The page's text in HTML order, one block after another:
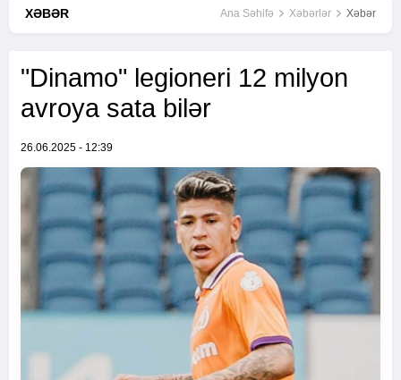
XƏBƏR Ana Səhifə Xəbərlər Xəbər
"Dinamo" legioneri 12 milyon
avroya sata bilər
26.06.2025 - 12:39